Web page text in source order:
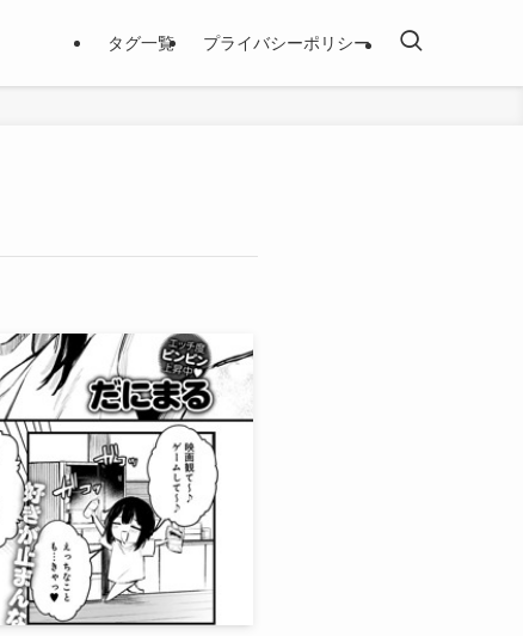
タグ一覧 プライバシーポリシー